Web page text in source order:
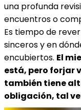
una profunda
encuentros o
Es tiempo de
sinceros y en
encubiertos. El
está, pero forjar
también tiene
obligación, tal